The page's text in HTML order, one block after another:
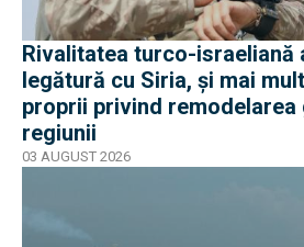
Rivalitatea turco-israeliană
legătură cu Siria, și mai
proprii privind remodelarea
regiunii
03 AUGUST 2026